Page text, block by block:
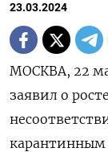
23.03.2024
МОСКВА, 22
заявил о
карантинным